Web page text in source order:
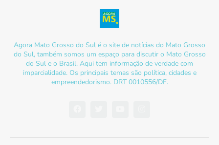
Agora Mato Grosso do Sul é o site de notícias do Mato Grosso
do Sul, também somos um espaço para discutir o Mato Grosso
do Sul e o Brasil. Aqui tem informação de verdade com
imparcialidade. Os principais temas são política, cidades e
empreendedorismo. DRT 0010556/DF.